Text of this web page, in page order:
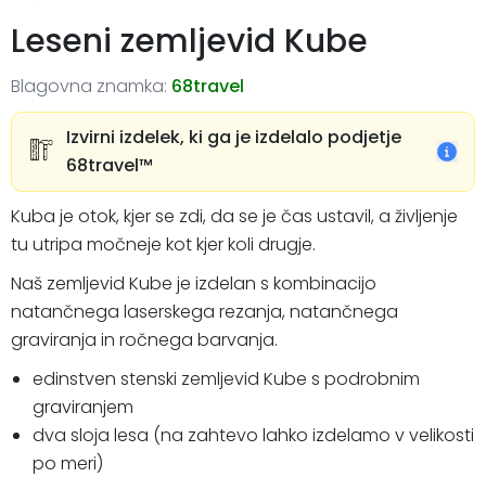
Leseni zemljevid Kube
Blagovna znamka: 68travel
Izvirni izdelek, ki ga je izdelalo podjetje
68travel™️
Kuba je otok, kjer se zdi, da se je čas ustavil, a življenje
tu utripa močneje kot kjer koli drugje.
Naš zemljevid Kube je izdelan s kombinacijo
natančnega laserskega rezanja, natančnega
graviranja in ročnega barvanja.
edinstven stenski zemljevid Kube s podrobnim
graviranjem
dva sloja lesa (na zahtevo lahko izdelamo v velikosti
po meri)